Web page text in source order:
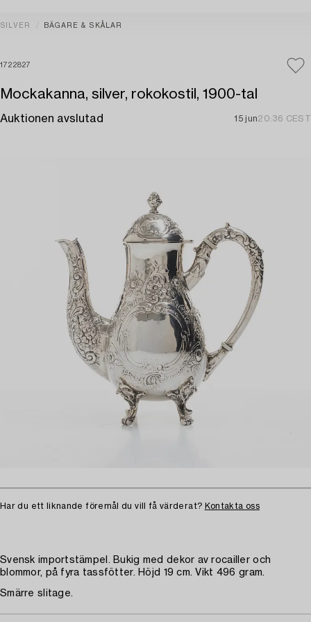
SILVER BÄGARE & SKÅLAR
1722827
Mockakanna, silver, rokokostil, 1900-tal
Auktionen avslutad 15 jun20:36 CEST
Har du ett liknande föremål du vill få värderat? Kontakta oss
Svensk importstämpel. Bukig med dekor av rocailler och
blommor, på fyra tassfötter. Höjd 19 cm. Vikt 496 gram.
Smärre slitage.